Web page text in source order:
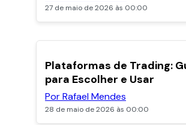
27 de maio de 2026 às 00:00
Plataformas de Trading:
para Escolher e Usar
Por Rafael Mendes
28 de maio de 2026 às 00:00